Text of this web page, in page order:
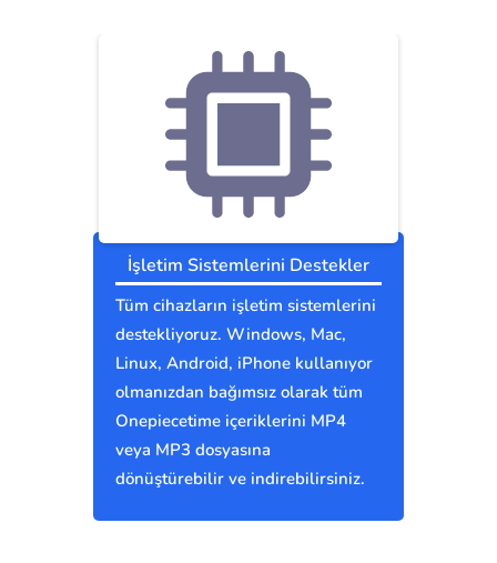
İşletim Sistemlerini Destekler
Tüm cihazların işletim sistemlerini
destekliyoruz. Windows, Mac,
Linux, Android, iPhone kullanıyor
olmanızdan bağımsız olarak tüm
Onepiecetime içeriklerini MP4
veya MP3 dosyasına
dönüştürebilir ve indirebilirsiniz.